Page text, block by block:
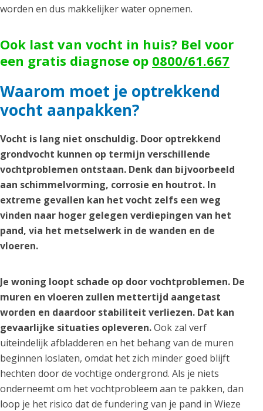
worden en dus makkelijker water opnemen.
Ook last van vocht in huis? Bel voor
een gratis diagnose op 0800/61.667
Waarom moet je optrekkend
vocht aanpakken?
Vocht is lang niet onschuldig. Door optrekkend
grondvocht kunnen op termijn verschillende
vochtproblemen ontstaan. Denk dan bijvoorbeeld
aan schimmelvorming, corrosie en houtrot. In
extreme gevallen kan het vocht zelfs een weg
vinden naar hoger gelegen verdiepingen van het
pand, via het metselwerk in de wanden en de
vloeren.
Je woning loopt schade op door vochtproblemen. De
muren en vloeren zullen mettertijd aangetast
worden en daardoor stabiliteit verliezen. Dat kan
gevaarlijke situaties opleveren.Ook zal verf
uiteindelijk afbladderen en het behang van de muren
beginnen loslaten, omdat het zich minder goed blijft
hechten door de vochtige ondergrond. Als je niets
onderneemt om het vochtprobleem aan te pakken, dan
loop je het risico dat de fundering van je pand in Wieze